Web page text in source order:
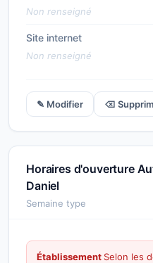
Non renseigné
Site internet
Non renseigné
✎ Modifier ⌫
Horaires d'ouverture
Daniel
Semaine type
Établissement Selon les